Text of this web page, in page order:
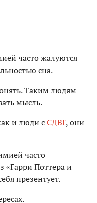
часто жалуются
сна.
Таким людям
мысль.
и люди сСДВГ, они
часто
«Гарри Поттера и
презентует.